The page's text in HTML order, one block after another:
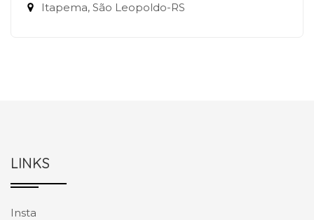
Itapema, São Leopoldo-RS
LINKS
Insta